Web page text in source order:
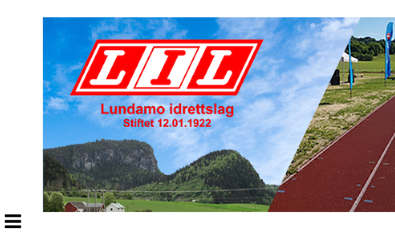
Veksle
navigasjon